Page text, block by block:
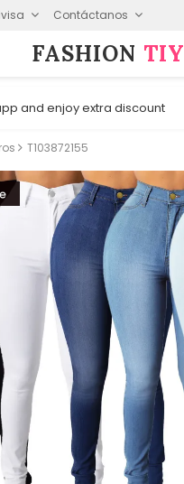
Contáctanos
FASHION⁠ TIY
and enjoy extra discount
T103872155